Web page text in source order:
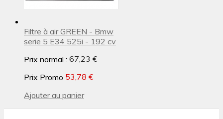
Filtre à air GREEN - Bmw
serie 5 E34 525i - 192 cv
Prix normal : 67,23 €
Prix Promo 53,78 €
Ajouter au panier